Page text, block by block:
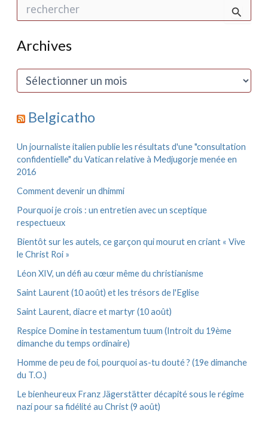
e
c
Archives
A
i
e
s
Belgicatho
Un journaliste italien publie les résultats d'une "consultation
confidentielle" du Vatican relative à Medjugorje menée en
2016
Comment devenir un dhimmi
Pourquoi je crois : un entretien avec un sceptique
respectueux
Bientôt sur les autels, ce garçon qui mourut en criant « Vive
le Christ Roi »
Léon XIV, un défi au cœur même du christianisme
Saint Laurent (10 août) et les trésors de l'Eglise
Saint Laurent, diacre et martyr (10 août)
Respice Domine in testamentum tuum (Introit du 19ème
dimanche du temps ordinaire)
Homme de peu de foi, pourquoi as-tu douté ? (19e dimanche
du T.O.)
Le bienheureux Franz Jägerstätter décapité sous le régime
nazi pour sa fidélité au Christ (9 août)